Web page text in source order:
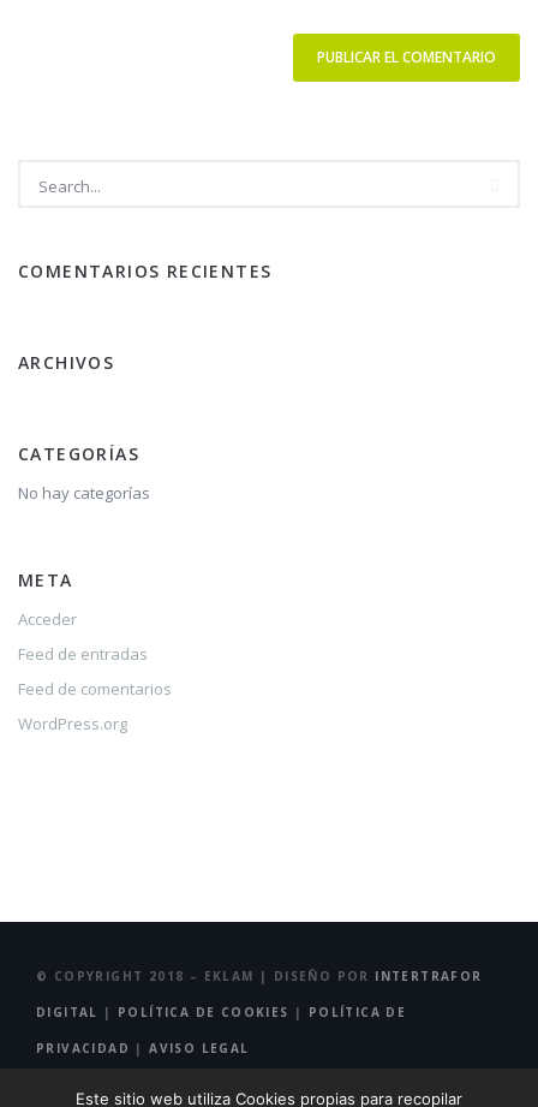
COMENTARIOS RECIENTES
ARCHIVOS
CATEGORÍAS
No hay categorías
META
Acceder
Feed de entradas
Feed de comentarios
WordPress.org
© COPYRIGHT 2018 – EKLAM | DISEÑO POR INTERTRAFOR
DIGITAL | POLÍTICA DE COOKIES | POLÍTICA DE
PRIVACIDAD |AVISO LEGAL
Este sitio web utiliza Cookies propias para recopilar